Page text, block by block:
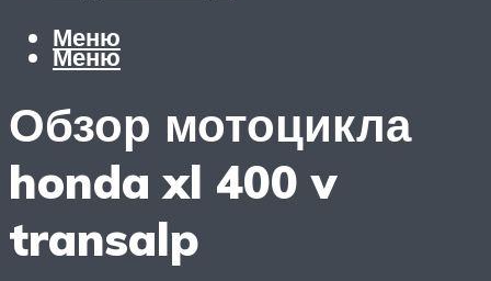
Меню
Меню
Обзор мотоцикла
honda xl 400 v
transalp